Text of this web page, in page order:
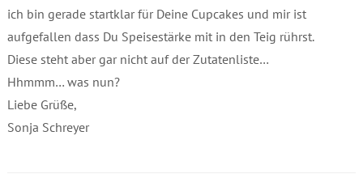
ich bin gerade startklar für Deine Cupcakes und mir ist
aufgefallen dass Du Speisestärke mit in den Teig rührst.
Diese steht aber gar nicht auf der Zutatenliste…
Hhmmm… was nun?
Liebe Grüße,
Sonja Schreyer